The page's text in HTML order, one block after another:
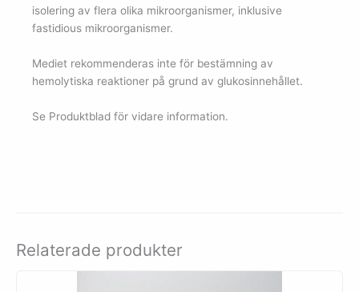
isolering av flera olika mikroorganismer, inklusive
fastidious mikroorganismer.
Mediet rekommenderas inte för bestämning av
hemolytiska reaktioner på grund av glukosinnehållet.
Se Produktblad för vidare information.
Relaterade produkter